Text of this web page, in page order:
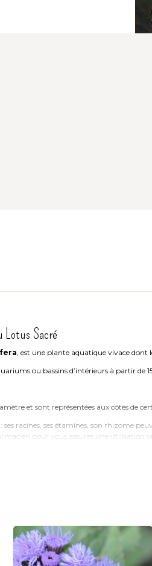
Sacré
, est une plante aquatique vivace dont
ou bassins d’intérieurs à partir de
et sont représentées aux côtés de
racines, ses étamines, son rhizome
pour vous assurer une utilisation
tempéré et si ses racines arrivent bien